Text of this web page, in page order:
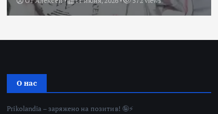
О нас
Prikolandia – заряжено на позитив! 🤪⚡